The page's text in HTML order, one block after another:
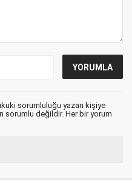
sorumluluğu yazan kişiye
sorumlu değildir. Her bir yorum